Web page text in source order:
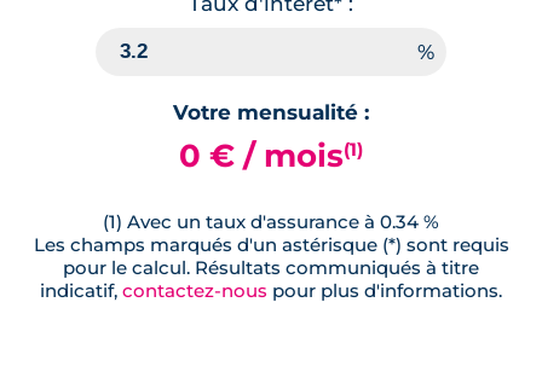
Votre mensualité :
0 € / mois(1)
(1) Avec un taux d'assurance à 0.34 %
Les champs marqués d'un astérisque (*) sont requis
pour le calcul. Résultats communiqués à titre
indicatif, contactez-nous pour plus d'informations.